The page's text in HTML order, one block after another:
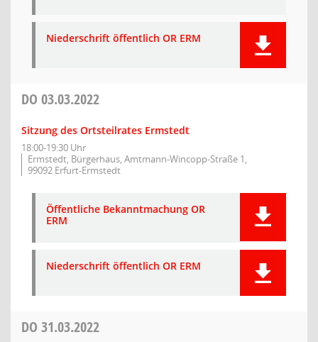
Niederschrift öffentlich OR ERM
DO 03.03.2022
Sitzung des Ortsteilrates Ermstedt
18:00-19:30 Uhr
Ermstedt, Bürgerhaus, Amtmann-Wincopp-Straße 1,
99092 Erfurt-Ermstedt
Öffentliche Bekanntmachung OR
ERM
Niederschrift öffentlich OR ERM
DO 31.03.2022